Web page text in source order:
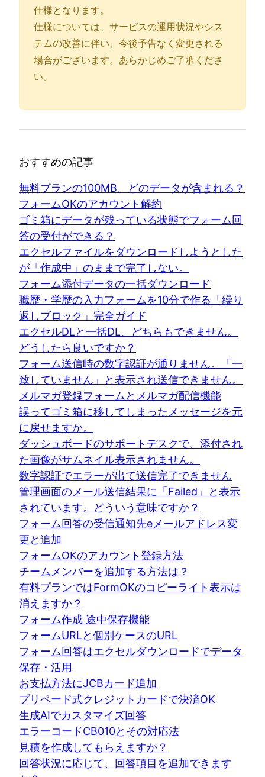
仕様となります。
仕様については、サービスの運用状況やシス
テムの改善に伴い、今後予告なく変更される
場合がございます。あらかじめご了承くださ
い。
おすすめの記事
無料プランの100MB、どのデータが含まれる？
フォームOKのアカウント解約
ゴミ箱にデータが残っている状態でフォーム回
答の受付ができる？
エクセルファイルをダウンロードしようとした
が「作成中」のままで完了しない。
フォーム添付データの一括ダウンロード
職歴・学歴の入力フォームを10分で作る「繰り
返しブロック」完全ガイド
エクセルDLと一括DL、どちらもできません。
どうしたら良いですか？
フォーム送信時の数字認証が通りません。「一
致していません」と表示され送信できません。
メルマガ登録フォームとメルマガ配信機能
誤ってゴミ箱に移してしまったメッセージを元
に戻せますか。
ダッシュボードのサポートデスクで、添付され
た画像がサムネイル表示されません。
数字認証でエラーが出て送信完了できません
管理画面のメール送信結果に「Failed」と表示
されています。どういう意味ですか？
フォーム回答の受信通知先eメールアドレス変
更と追加
フォームOKのアカウント登録方法
チームメンバーを追加する方法は？
有料プランではFormOKのコピーライト表示は
消えますか？
フォーム作成 途中保存機能
フォームURLと個別ケースのURL
フォーム回答はエクセルダウンロードでデータ
保存・活用
お支払方法にJCBカード追加
プリペード式クレジットカードで決済OK
生成AIでカスタマイズ回答
エラーコードCB010とその対応法
見積を作成してもらえますか？
回答状況に応じて、回答項目を追加できます